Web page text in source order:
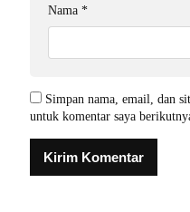
Nama *
Simpan nama, email, dan
untuk komentar saya